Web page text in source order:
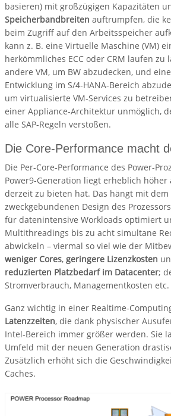
basieren) mit großzügigen Kapazitäten
Speicherbandbreiten auftrumpfen, die
beim Zugriff auf den Arbeitsspeicher
kann z. B. eine Virtuelle Maschine (VM)
herkömmliches ECC oder CRM laufen zu
andere VM, um BW abzudecken, und
Entwicklung im S/4-HANA-Bereich
um virtualisierte VM-Services zu
einer Appliance-Architektur unmöglich,
alle SAP-Regeln verstoßen.
Die Core-Performance macht
Die Per-Core-Performance des Power-
Power9-Generation liegt erheblich höher
derzeit zu bieten hat. Das hängt mit
zweckgebundenen Design des
für datenintensive Workloads optimiert
Multithreadings bis zu acht simultane
abwickeln – viermal so viel wie der
weniger Cores, geringere Lizenzkosten
reduzierten Platzbedarf im Datacenter;
Stromverbrauch, Managementkosten etc.
Ganz wichtig in einer Realtime-
Latenzzeiten, die dank physischer
Intel-Bereich immer größer werden. Sie
Umfeld mit der neuen Generation
Zusätzlich erhöht sich die
Caches.